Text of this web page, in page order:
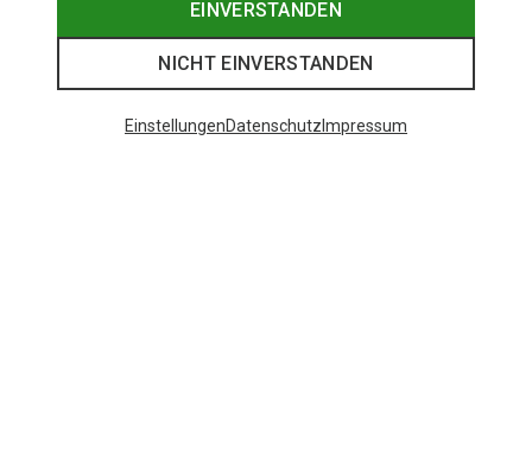
EINVERSTANDEN
NICHT EINVERSTANDEN
EinstellungenDatenschutz Impressum